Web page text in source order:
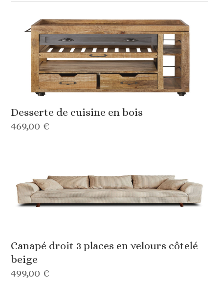
Desserte de cuisine en bois
469,00 €
Canapé droit 3 places en velours côtelé
beige
499,00 €